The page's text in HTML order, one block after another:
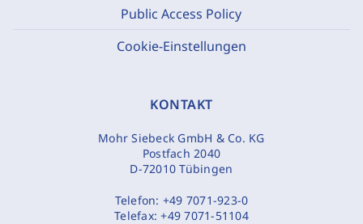
Public Access Policy
Cookie-Einstellungen
KONTAKT
Mohr Siebeck GmbH & Co. KG
Postfach 2040
D-72010 Tübingen
Telefon: +49 7071-923-0
Telefax:+49 7071-51104